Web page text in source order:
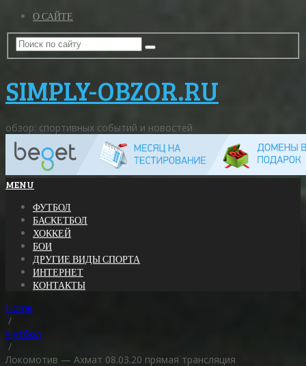
О САЙТЕ
SIMPLY-OBZOR.RU
обзор: спортивных событий и новостей
MENU
ФУТБОЛ
БАСКЕТБОЛ
ХОККЕЙ
БОИ
ДРУГИЕ ВИДЫ СПОРТА
ИНТЕРНЕТ
КОНТАКТЫ
Home
/
Футбол
/
Локомотив — Ахмат 08.03.20 прямая трансляция